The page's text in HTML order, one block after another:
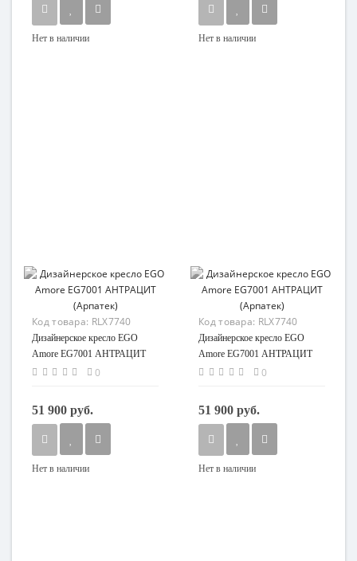
Нет в наличии Нет в наличии
Код товара: RLX7740
Дизайнерское кресло EGO
Amore EG7001 АНТРАЦИТ
(Арпатек)
0
51 900 руб.
Нет в наличии
Код товара: RLX7740
Дизайнерское кресло EGO
Amore EG7001 АНТРАЦИТ
(Арпатек)
0
51 900 руб.
Нет в наличии